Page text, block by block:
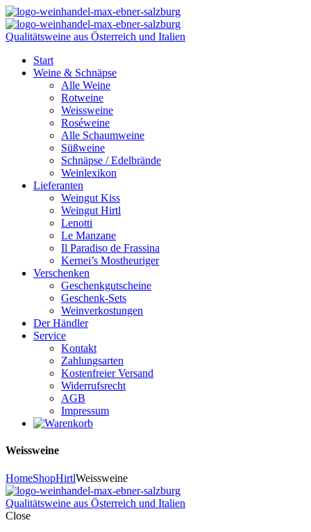
Qualitätsweine aus Österreich und Italien
Start
Weine & Schnäpse
Alle Weine
Rotweine
Weissweine
Roséweine
Alle Schaumweine
Süßweine
Schnäpse / Edelbrände
Weinlexikon
Lieferanten
Weingut Kiss
Weingut Hirtl
Lenotti
Le Manzane
Il Paradiso de Frassina
Kernei’s Mostheuriger
Verschenken
Geschenkgutscheine
Geschenk-Sets
Weinverkostungen
Der Händler
Service
Kontakt
Zahlungsarten
Kostenfreier Versand
Widerrufsrecht
AGB
Impressum
Weissweine
HomeShopHirtlWeissweine
Qualitätsweine aus Österreich und Italien
Close